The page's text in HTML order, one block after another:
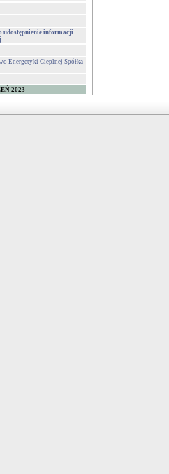
udostępnienie informacji
Energetyki Cieplnej Spółka
2023